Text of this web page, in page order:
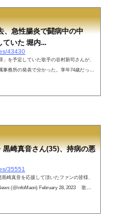
、急性腸炎で闘病中の中
ていた 堀内...
43430
を予定していた歌手の谷村新司さんが、
事務所の発表で分かった。享年74歳だっ
黒崎真音さん(35)、持病の悪
35551
崎真音を応援して頂いたファンの皆様、
(@infoMaon) February 28, 2023 歌手